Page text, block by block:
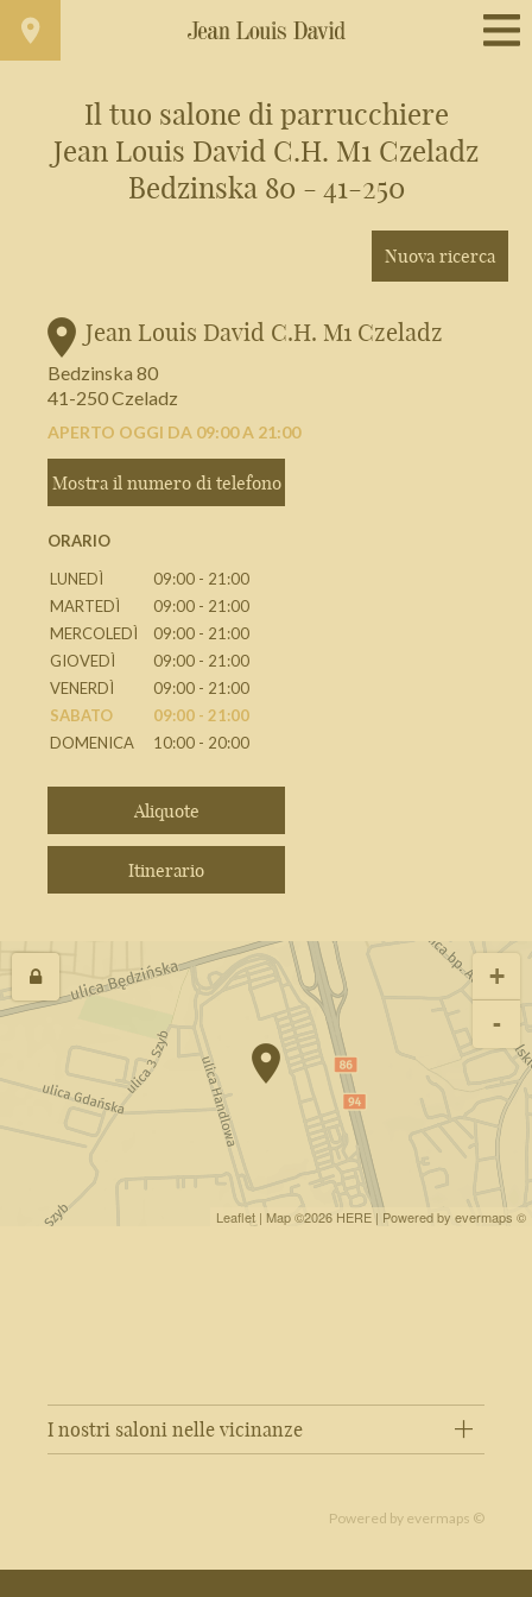
Trova un salone vicino a casa tua
Il tuo salone di parrucchiere
Jean Louis David C.H. M1 Czeladz
Bedzinska 80 - 41-250
Nuova ricerca
Jean Louis David C.H. M1 Czeladz
Bedzinska 80
41-250 Czeladz
APERTO OGGI DA 09:00 A 21:00
Mostra il numero di telefono
ORARIO
LUNEDÌ
09:00 - 21:00
MARTEDÌ
09:00 - 21:00
MERCOLEDÌ
09:00 - 21:00
GIOVEDÌ
09:00 - 21:00
VENERDÌ
09:00 - 21:00
SABATO
09:00 - 21:00
DOMENICA
10:00 - 20:00
Aliquote
Itinerario
+
-
Leaflet | Map ©2026 HERE | Powered by evermaps ©
I nostri saloni nelle vicinanze
Powered by evermaps ©